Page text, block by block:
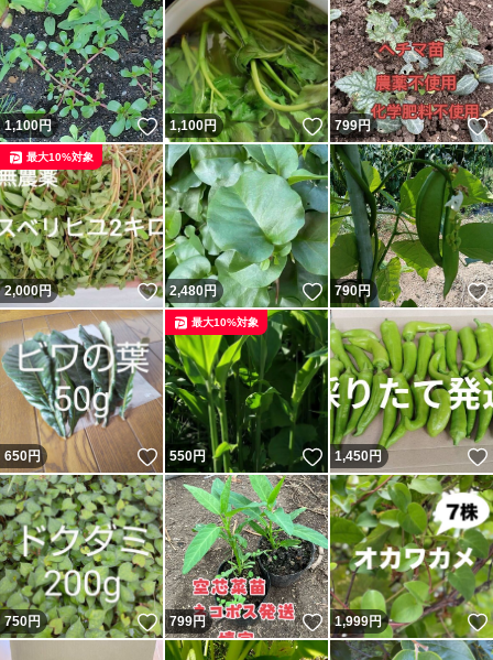
1,100円 いいね！
1,100円 いいね！
799円
2,000円 いいね！
最大10%対象
2,480円 いいね！
790円
650円 いいね！
550円 いいね！
最大10%対象
1,450円
750円 いいね！
799円 いいね！
1,999円